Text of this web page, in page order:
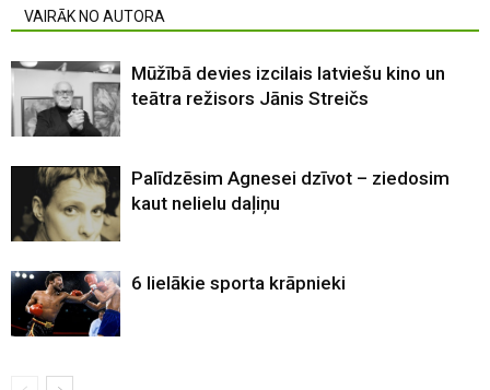
VAIRĀK NO AUTORA
Mūžībā devies izcilais latviešu kino un
teātra režisors Jānis Streičs
Palīdzēsim Agnesei dzīvot – ziedosim
kaut nelielu daļiņu
6 lielākie sporta krāpnieki